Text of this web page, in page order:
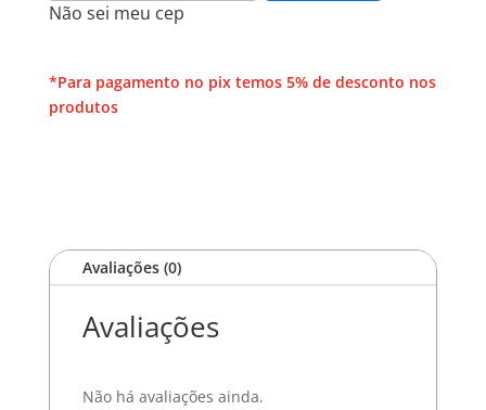
Não sei meu cep
*Para pagamento no pix temos 5% de desconto nos
produtos
Avaliações (0)
Avaliações
Não há avaliações ainda.